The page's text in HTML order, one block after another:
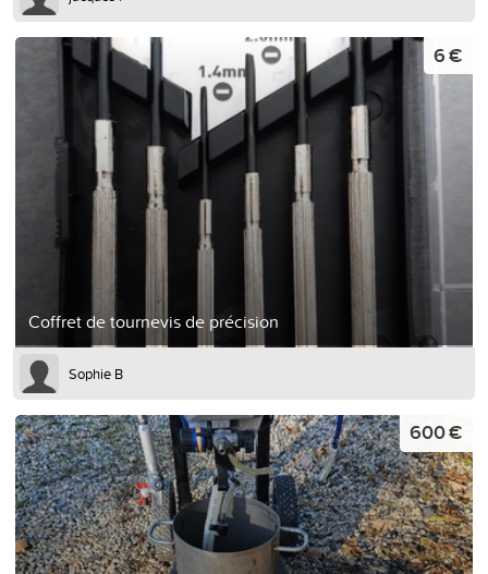
Coffret de tournevis de précision
6 €
Sophie B
600 €